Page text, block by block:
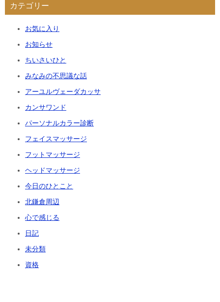
カテゴリー
お気に入り
お知らせ
ちいさいひと
みなみの不思議な話
アーユルヴェーダカッサ
カンサワンド
パーソナルカラー診断
フェイスマッサージ
フットマッサージ
ヘッドマッサージ
今日のひとこと
北鎌倉周辺
心で感じる
日記
未分類
資格